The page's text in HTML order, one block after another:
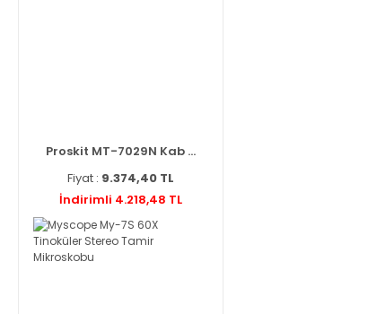
Proskit MT-7029N Kab ...
Fiyat : 9.374,40 TL
İndirimli 4.218,48 TL